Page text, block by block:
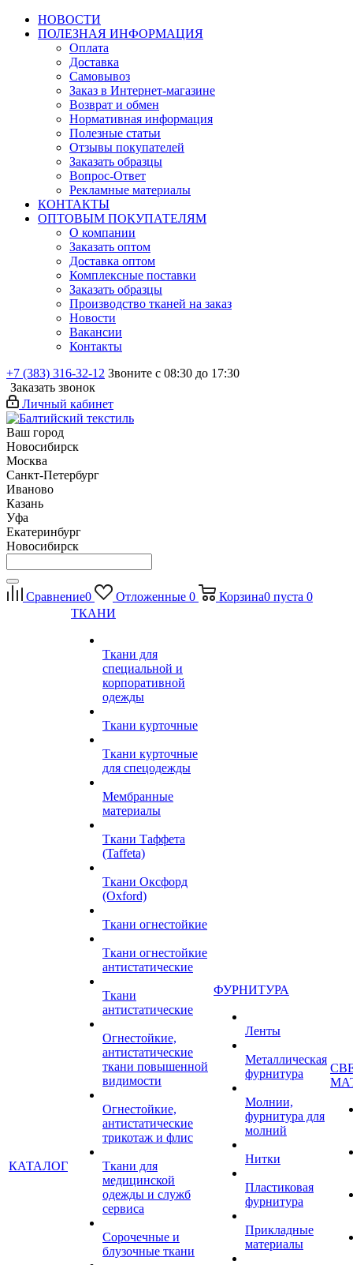
НОВОСТИ
ПОЛЕЗНАЯ ИНФОРМАЦИЯ
Оплата
Доставка
Самовывоз
Заказ в Интернет-магазине
Возврат и обмен
Нормативная информация
Полезные статьи
Отзывы покупателей
Заказать образцы
Вопрос-Ответ
Рекламные материалы
КОНТАКТЫ
ОПТОВЫМ ПОКУПАТЕЛЯМ
О компании
Заказать оптом
Доставка оптом
Комплексные поставки
Заказать образцы
Производство тканей на заказ
Новости
Вакансии
Контакты
+7 (383) 316-32-12 Звоните с 08:30 до 17:30
Заказать звонок
Личный кабинет
Ваш город
Новосибирск
Москва
Санкт-Петербург
Иваново
Казань
Уфа
Екатеринбург
Новосибирск
Сравнение0 Отложенные 0 Корзина0 пуста 0
КАТАЛОГ
ТКАНИ
Ткани для
специальной и
корпоративной
одежды
Ткани курточные
Ткани курточные
для спецодежды
Мембранные
материалы
Ткани Таффета
(Taffeta)
Ткани Оксфорд
(Oxford)
Ткани огнестойкие
Ткани огнестойкие
антистатические
Ткани
антистатические
Огнестойкие,
антистатические
ткани повышенной
видимости
Огнестойкие,
антистатические
трикотаж и флис
Ткани для
медицинской
одежды и служб
сервиса
Сорочечные и
блузочные ткани
ФУРНИТУРА
Ленты
Металлическая
фурнитура
Молнии,
фурнитура для
молний
Нитки
Пластиковая
фурнитура
Прикладные
материалы